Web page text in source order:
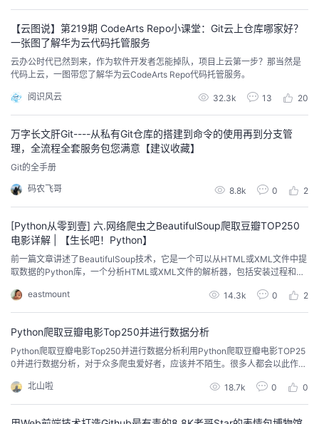
的
课
程
我
的
认
证
我
的
实
验
我
的
收
技
术
支
的
云
声
议
【云图说】第219期 CodeArts Repo小课堂：Git云上仓库哪家好？
一张图了解华为云代码托管服务
云办公时代已然到来，作为软件开发者怎能掉队，项目上云第一步？那当然是
代码上云，一图带您了解华为云CodeArts Repo代码托管服务。
阅识风云 32.3k 13 20
万字长文肝Git----从私有Git仓库的搭建到命令的使用再到分支管
理，全流程全套服务包您满意【建议收藏】
Git的全手册
码农飞哥 8.8k 0 2
[Python从零到壹] 六.网络爬虫之BeautifulSoup爬取豆瓣TOP250
电影详解 | 【生长吧！Python】
前一篇文章讲述了BeautifulSoup技术，它是一个可以从HTML或XML文件中提
取数据的Python库，一个分析HTML或XML文件的解析器，包括安装过程和基
例的方式让大家熟悉Python网络爬虫，同时豆瓣TOP250也是非常适合入门的
案例，也能普及简单的预处理知识。 希望对您有所帮助
eastmount 14.3k 0 2
Python爬取豆瓣电影Top250并进行数据分析
Python爬取豆瓣电影Top250并进行数据分析利用Python爬取豆瓣电影TOP25
0并进行数据分析，对于众多爬虫爱好者，应该并不陌生。很多人都会以此作为
施，对新手比较友好。手动声明版权声明：本文为博主原创文章，创作不易本
文链接：https://beishan.blog.csdn.net/article/details/1...
北山啦 18.7k 0 0